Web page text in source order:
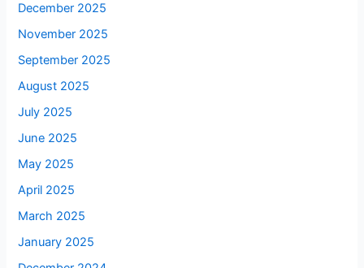
December 2025
November 2025
September 2025
August 2025
July 2025
June 2025
May 2025
April 2025
March 2025
January 2025